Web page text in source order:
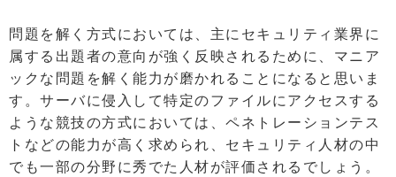
問題を解く方式においては、主にセキュリティ業界に
属する出題者の意向が強く反映されるために、マニア
ックな問題を解く能力が磨かれることになると思いま
す。サーバに侵入して特定のファイルにアクセスする
ような競技の方式においては、ペネトレーションテス
トなどの能力が高く求められ、セキュリティ人材の中
でも一部の分野に秀でた人材が評価されるでしょう。